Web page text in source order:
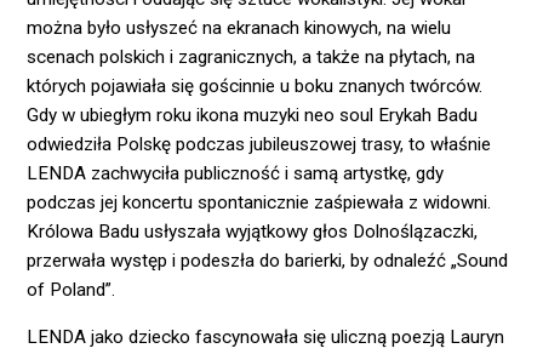
można było usłyszeć na ekranach kinowych, na wielu
scenach polskich i zagranicznych, a także na płytach, na
których pojawiała się gościnnie u boku znanych twórców.
Gdy w ubiegłym roku ikona muzyki neo soul Erykah Badu
odwiedziła Polskę podczas jubileuszowej trasy, to właśnie
LENDA zachwyciła publiczność i samą artystkę, gdy
podczas jej koncertu spontanicznie zaśpiewała z widowni.
Królowa Badu usłyszała wyjątkowy głos Dolnoślązaczki,
przerwała występ i podeszła do barierki, by odnaleźć „Sound
of Poland”.
LENDA jako dziecko fascynowała się uliczną poezją Lauryn